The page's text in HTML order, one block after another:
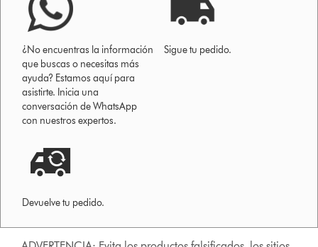
¿No encuentras la información
que buscas o necesitas más
ayuda? Estamos aquí para
asistirte. Inicia una
conversación de WhatsApp
con nuestros expertos.
Sigue tu pedido.
Devuelve tu pedido.